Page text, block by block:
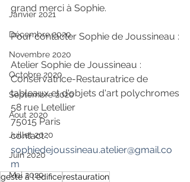
Janvier 2021
Décembre 2020
Novembre 2020
Octobre 2020
Septembre 2020
Aout 2020
Juillet 2020
Juin 2020
Mai 2020
grand merci à Sophie.
Pour contacter Sophie de Joussineau :
Atelier Sophie de Joussineau :
Conservatrice-Restauratrice de
tableaux et d'objets d'art polychromes
58 rue Letellier
75015 Paris
contact :
sophiedejoussineau.atelier@gmail.co
m
geste à l'édificerestauration